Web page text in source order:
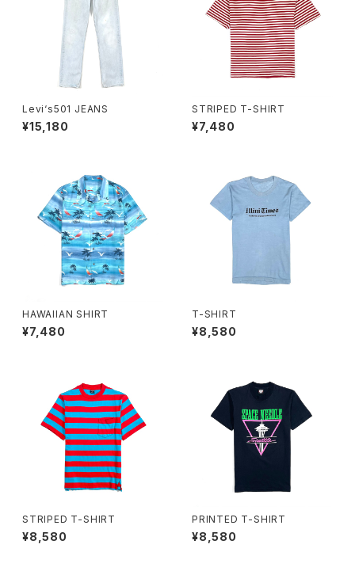
Levi‘s501 JEANS
¥15,180
STRIPED T-SHIRT
¥7,480
HAWAIIAN SHIRT
¥7,480
T-SHIRT
¥8,580
STRIPED T-SHIRT
¥8,580
PRINTED T-SHIRT
¥8,580